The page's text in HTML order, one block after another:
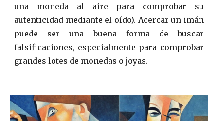
una moneda al aire para comprobar su
autenticidad mediante el oído). Acercar un imán
puede ser una buena forma de buscar
falsificaciones, especialmente para comprobar
grandes lotes de monedas o joyas.